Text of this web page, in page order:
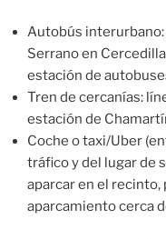
Autobús
Serrano en
estación de
Tren de cercanías:
estación de
Coche o taxi/Uber
tráfico y del lugar de
aparcar en el recinto,
aparcamiento cerca